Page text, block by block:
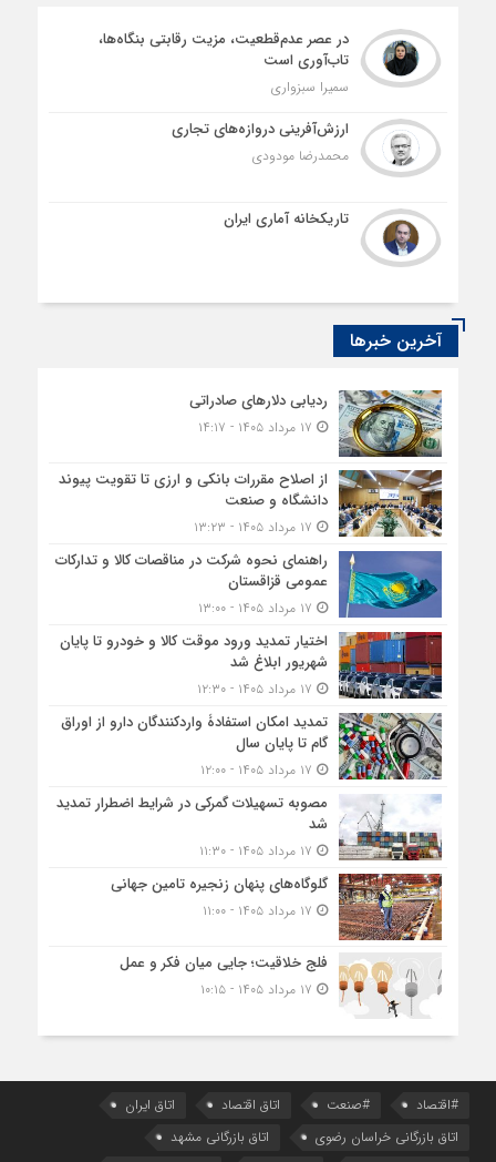
در عصر عدم‌قطعیت، مزیت رقابتی بنگاه‌ها،
تاب‌آوری است
سمیرا سبزواری
ارزش‌آفرینی دروازه‌های تجاری
محمدرضا مودودی
تاریکخانه آماری ایران
آخرین خبرها
ردیابی دلارهای صادراتی
از اصلاح مقررات بانکی و ارزی تا تقویت پیوند
دانشگاه و صنعت
راهنمای نحوه شرکت در مناقصات کالا و تدارکات
عمومی قزاقستان
اختیار تمدید ورود موقت کالا و خودرو تا پایان
شهریور ابلاغ شد
تمدید امکان استفادۀ واردکنندگان دارو از اوراق
گام تا پایان سال
مصوبه تسهیلات گمرکی در شرایط اضطرار تمدید
شد
گلوگاه‌های پنهان زنجیره تامین جهانی
فلج خلاقیت؛ جایی میان فکر و عمل
#اقتصاد #صنعت اتاق اقتصاد
اتاق ایران
اتاق بازرگانی خراسان رضوی
اتاق بازرگانی مشهد